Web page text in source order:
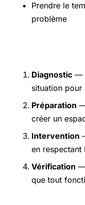
Prendre le
problème
Diagnostic —
situation
Préparation
créer un
Intervention
en respectant
Vérification —
que tout